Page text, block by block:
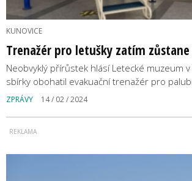
KUNOVICE
Trenažér pro letušky zatím
Neobvyklý přírůstek hlásí Letecké muzeum v
sbírky obohatil evakuační trenažér pro
ZPRÁVY 14 / 02 / 2024